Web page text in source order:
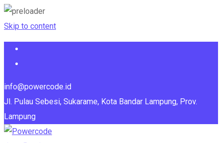
Skip to content
info@powercode.id
Jl. Pulau Sebesi, Sukarame, Kota Bandar Lampung, Prov.
Lampung